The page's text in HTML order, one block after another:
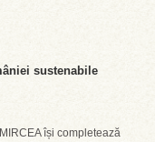
sustenabile
își completează